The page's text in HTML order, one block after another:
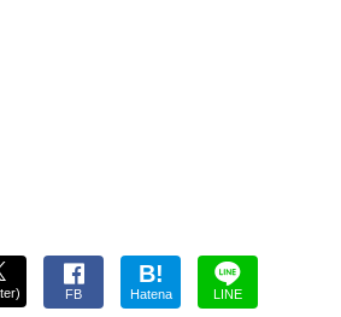
FB
B!
Hatena LINE